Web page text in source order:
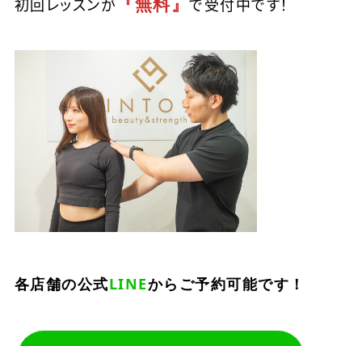
初回レッスンが で受付中です！
各店舗の公式LINEからご予約可能です！